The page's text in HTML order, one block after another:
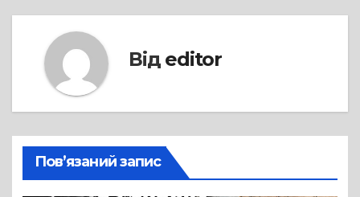
Від editor
Пов’язаний запис